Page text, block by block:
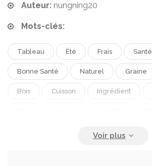
Auteur: nungning20
Mots-clés:
Tableau Été Frais Santé
Bonne Santé Naturel Graine
Bois Cuisson Ingrédient
Végétarien